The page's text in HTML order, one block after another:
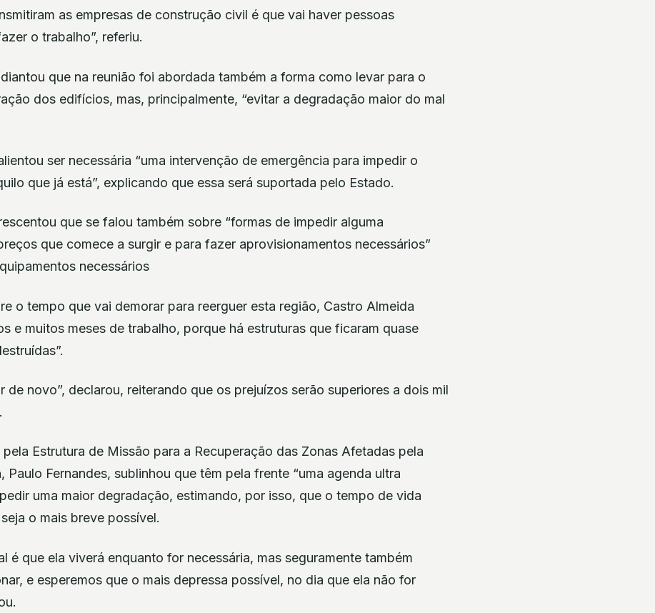
as empresas de construção civil é que vai haver pessoas
o trabalho”, referiu.
que na reunião foi abordada também a forma como levar para o
dos edifícios, mas, principalmente, “evitar a degradação maior do mal
ser necessária “uma intervenção de emergência para impedir o
que já está”, explicando que essa será suportada pelo Estado.
que se falou também sobre “formas de impedir alguma
que comece a surgir e para fazer aprovisionamentos necessários”
necessários
o tempo que vai demorar para reerguer esta região, Castro Almeida
e muitos meses de trabalho, porque há estruturas que ficaram quase
de novo”, declarou, reiterando que os prejuízos serão superiores a dois mil
Estrutura de Missão para a Recuperação das Zonas Afetadas pela
Paulo Fernandes, sublinhou que têm pela frente “uma agenda ultra
uma maior degradação, estimando, por isso, que o tempo de vida
o mais breve possível.
é que ela viverá enquanto for necessária, mas seguramente também
e esperemos que o mais depressa possível, no dia que ela não for